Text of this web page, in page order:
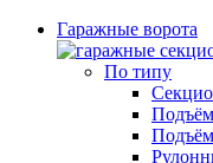
Гаражные ворота
По типу